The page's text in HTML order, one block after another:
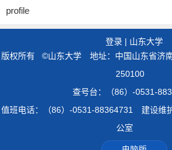
profile
登录 | 山东大学
版权所有 ©山东大学 地址：中国山东省济
250100
查号台：（86）-0531-
值班电话：（86）-0531-88364731 建设维
公室